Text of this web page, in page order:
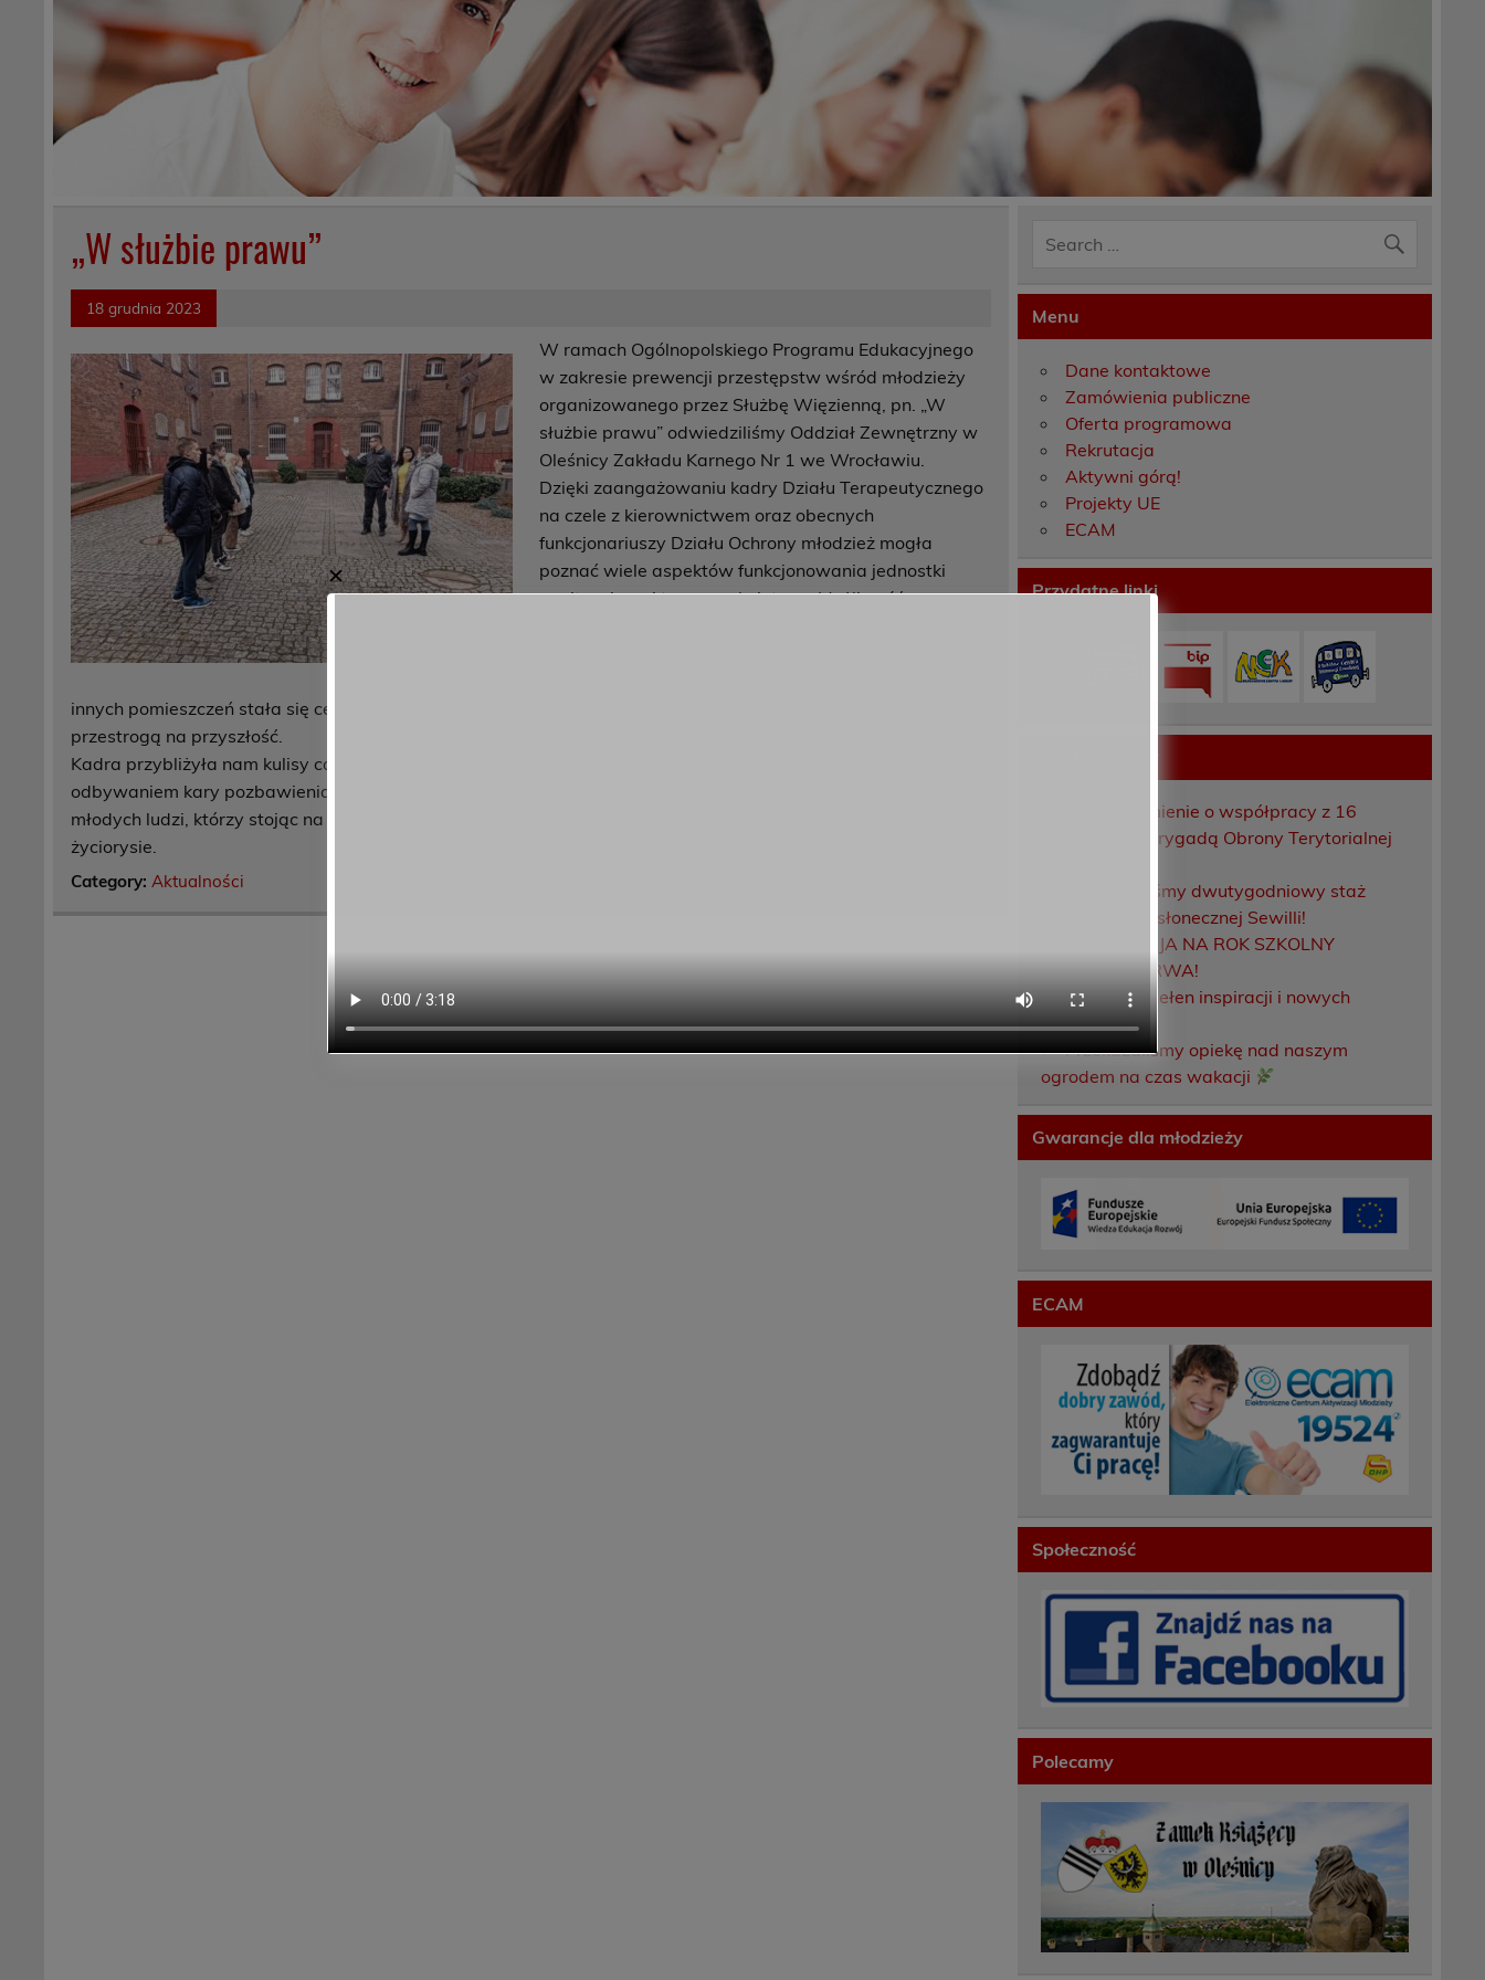
„W służbie prawu”
18 grudnia 2023
W ramach Ogólnopolskiego Programu Edukacyjnego
w zakresie prewencji przestępstw wśród młodzieży
organizowanego przez Służbę Więzienną, pn. „W
służbie prawu” odwiedziliśmy Oddział Zewnętrzny w
Oleśnicy Zakładu Karnego Nr 1 we Wrocławiu.
Dzięki zaangażowaniu kadry Działu Terapeutycznego
na czele z kierownictwem oraz obecnych
funkcjonariuszy Działu Ochrony młodzież mogła
poznać wiele aspektów funkcjonowania jednostki
penitencjarnej typu zamkniętego. Możliwość
innych pomieszczeń stała się cennym doświadczeniem wzbogacającym wiedzę młodych ludzi, a także
przestrogą na przyszłość.
Kadra przybliżyła nam kulisy codziennej pracy funkcjonariuszy oraz pokazała rzeczywistość wiążącą się z
odbywaniem kary pozbawienia wolności. Ta cenna lekcja na pewno pozostanie na długo w pamięci naszych
młodych ludzi, którzy stojąc na progu dorosłości winni robić wszystko aby nie mieć „przerwy” w swoim
życiorysie.
Category: Aktualności
Menu
Dane kontaktowe
Zamówienia publiczne
Oferta programowa
Rekrutacja
Aktywni górą!
Projekty UE
ECAM
Przydatne linki
Porozumienie o współpracy z 16
Dolnośląską Brygadą Obrony Terytorialnej
Zakończyliśmy dwutygodniowy staż
zawodowy w słonecznej Sewilli!
REKRUTACJA NA ROK SZKOLNY
2026/2027 TRWA!
Weekend pełen inspiracji i nowych
doświadczeń!
Przekazaliśmy opiekę nad naszym
ogrodem na czas wakacji
Gwarancje dla młodzieży
ECAM
Społeczność
Polecamy
✕